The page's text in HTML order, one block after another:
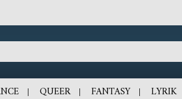
QUEER FANTASY LYRIK